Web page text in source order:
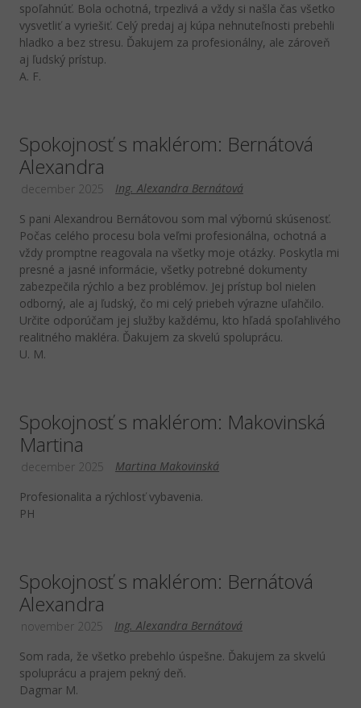
spoľahnúť. Bola ochotná, trpezlivá a vždy si našla čas všetko
vysvetliť a vyriešiť. Celý predaj aj kúpa nehnuteľnosti prebehli
hladko a bez stresu. Ďakujem za profesionálny, ale zároveň
aj ľudský prístup.
A. F.
Spokojnosť s maklérom: Bernátová
Alexandra
Ing. Alexandra Bernátová
december 2025
S pani Alexandrou Bernátovou som mal výbornú skúsenosť.
Počas celého procesu bola veľmi profesionálna, ochotná a
vždy promptne reagovala na všetky moje otázky. Poskytla mi
presné a jasné informácie, všetky potrebné dokumenty
zabezpečila rýchlo a bez problémov. Jej prístup bol nielen
odborný, ale aj ľudský, čo mi celý priebeh výrazne uľahčilo.
Určite odporúčam jej služby každému, kto hľadá spoľahlivého
realitného makléra. Ďakujem za skvelú spoluprácu.
U. M.
Spokojnosť s maklérom: Makovinská
Martina
Martina Makovinská
december 2025
Profesionalita a rýchlosť vybavenia.
PH
Spokojnosť s maklérom: Bernátová
Alexandra
Ing. Alexandra Bernátová
november 2025
Som rada, že všetko prebehlo úspešne. Ďakujem za skvelú
spoluprácu a prajem pekný deň.
Dagmar M.